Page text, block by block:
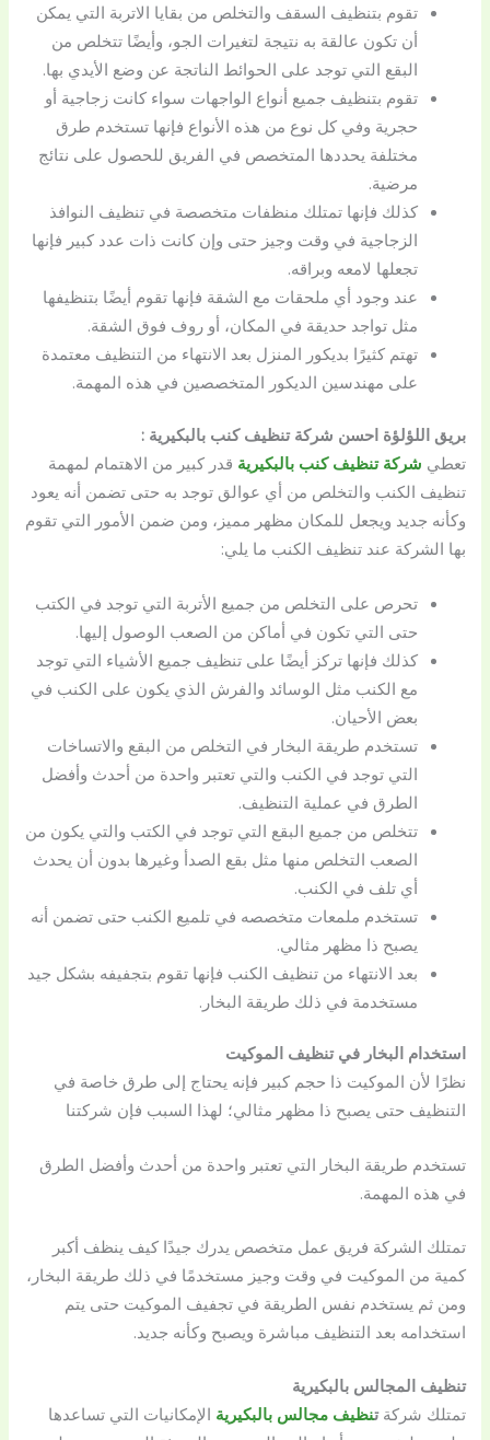
تقوم بتنظيف السقف والتخلص من بقايا الاتربة التي يمكن
أن تكون عالقة به نتيجة لتغيرات الجو، وأيضًا تتخلص من
البقع التي توجد على الحوائط الناتجة عن وضع الأيدي بها.
تقوم بتنظيف جميع أنواع الواجهات سواء كانت زجاجية أو
حجرية وفي كل نوع من هذه الأنواع فإنها تستخدم طرق
مختلفة يحددها المتخصص في الفريق للحصول على نتائج
مرضية.
كذلك فإنها تمتلك منظفات متخصصة في تنظيف النوافذ
الزجاجية في وقت وجيز حتى وإن كانت ذات عدد كبير فإنها
تجعلها لامعه وبراقه.
عند وجود أي ملحقات مع الشقة فإنها تقوم أيضًا بتنظيفها
مثل تواجد حديقة في المكان، أو روف فوق الشقة.
تهتم كثيرًا بديكور المنزل بعد الانتهاء من التنظيف معتمدة
على مهندسين الديكور المتخصصين في هذه المهمة.
بريق اللؤلؤة احسن شركة تنظيف كنب بالبكيرية :
تعطي شركة تنظيف كنب بالبكيرية قدر كبير من الاهتمام لمهمة
تنظيف الكنب والتخلص من أي عوالق توجد به حتى تضمن أنه يعود
وكأنه جديد ويجعل للمكان مظهر مميز، ومن ضمن الأمور التي تقوم
بها الشركة عند تنظيف الكنب ما يلي:
تحرص على التخلص من جميع الأتربة التي توجد في الكتب
حتى التي تكون في أماكن من الصعب الوصول إليها.
كذلك فإنها تركز أيضًا على تنظيف جميع الأشياء التي توجد
مع الكنب مثل الوسائد والفرش الذي يكون على الكنب في
بعض الأحيان.
تستخدم طريقة البخار في التخلص من البقع والاتساخات
التي توجد في الكنب والتي تعتبر واحدة من أحدث وأفضل
الطرق في عملية التنظيف.
تتخلص من جميع البقع التي توجد في الكتب والتي يكون من
الصعب التخلص منها مثل بقع الصدأ وغيرها بدون أن يحدث
أي تلف في الكنب.
تستخدم ملمعات متخصصه في تلميع الكنب حتى تضمن أنه
يصبح ذا مظهر مثالي.
بعد الانتهاء من تنظيف الكنب فإنها تقوم بتجفيفه بشكل جيد
مستخدمة في ذلك طريقة البخار.
استخدام البخار في تنظيف الموكيت
نظرًا لأن الموكيت ذا حجم كبير فإنه يحتاج إلى طرق خاصة في
التنظيف حتى يصبح ذا مظهر مثالي؛ لهذا السبب فإن شركتنا
تستخدم طريقة البخار التي تعتبر واحدة من أحدث وأفضل الطرق
في هذه المهمة.
تمتلك الشركة فريق عمل متخصص يدرك جيدًا كيف ينظف أكبر
كمية من الموكيت في وقت وجيز مستخدمًا في ذلك طريقة البخار،
ومن ثم يستخدم نفس الطريقة في تجفيف الموكيت حتى يتم
استخدامه بعد التنظيف مباشرة ويصبح وكأنه جديد.
تنظيف المجالس بالبكيرية
تمتلك شركةتنظيف مجالس بالبكيرية الإمكانيات التي تساعدها